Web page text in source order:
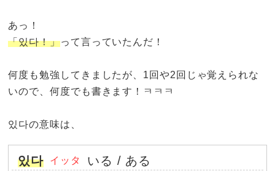
あっ！
「있다！」って言っていたんだ！
何度も勉強してきましたが、1回や2回じゃ覚えられな
いので、何度でも書きます！ㅋㅋㅋ
있다の意味は、
있다 イッタ いる / ある